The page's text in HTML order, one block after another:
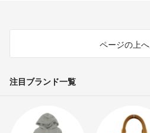
ページの上
注目ブランド一覧